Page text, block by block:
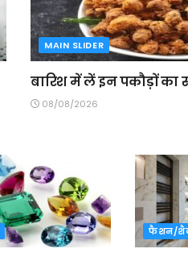
MAIN SLIDER
बारिश में लें इन पकौड़ों का
08/08/2026
फैशन/